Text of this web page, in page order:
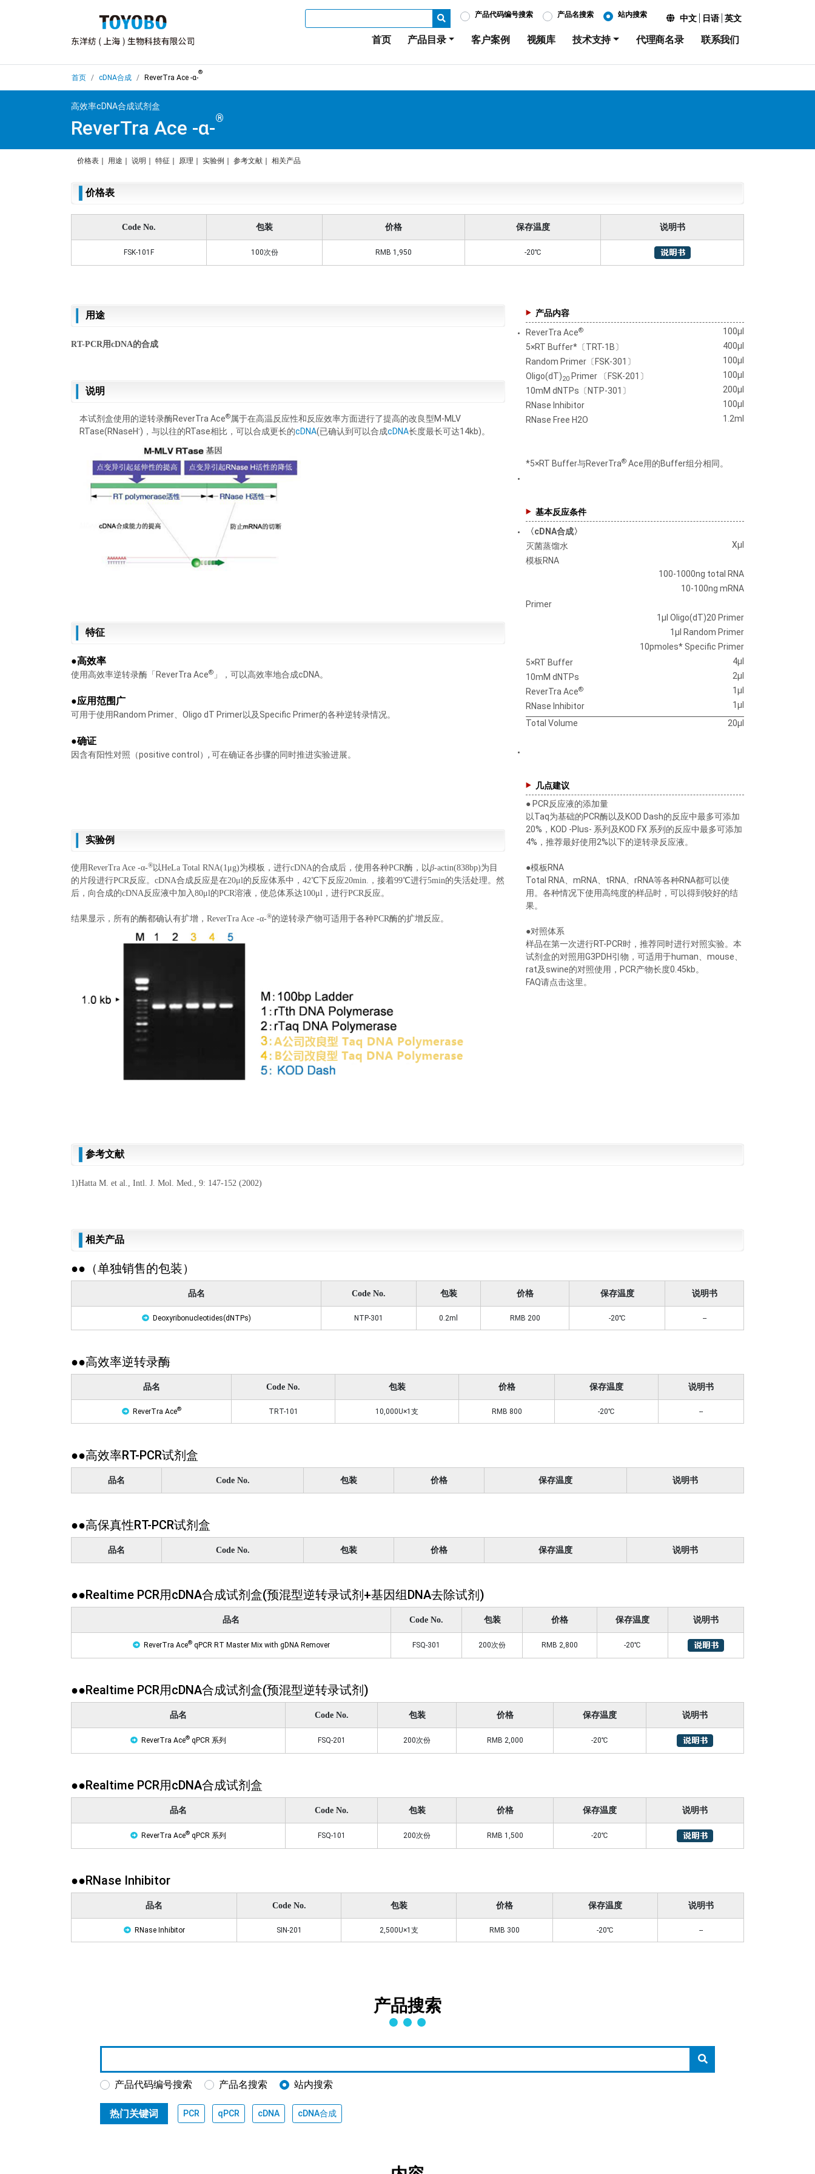
产品代码编号搜索 产品名搜索 站内搜索 中文 日语 英文
首页 产品目录 客户案例 视频库 技术支持 代理商名录 联系我们
首页 cDNA合成 ReverTra Ace -α-
®
高效率cDNA合成试剂盒
ReverTra Ace -α-®
价格表 用途 说明 特征 原理 实验例 参考文献 相关产品
价格表
Code No. 包装 价格 保存温度 说明书
FSK-101F 100次份 RMB 1,950 -20℃
用途
RT-PCR用cDNA的合成
说明
本试剂盒使用的逆转录酶ReverTra Ace®属于在高温反应性和反应效率方面进行了提高的改良型M-MLV
RTase(RNaseH-)，与以往的RTase相比，可以合成更长的cDNA(已确认到可以合成cDNA长度最长可达14kb)。
特征
●高效率
使用高效率逆转录酶「ReverTra Ace® 」，可以高效率地合成cDNA。
●应用范围广
可用于使用Random Primer、Oligo dT Primer以及Specific Primer的各种逆转录情况。
●确证
因含有阳性对照（positive control）, 可在确证各步骤的同时推进实验进展。
实验例
使用ReverTra Ace -α-®以HeLa Total RNA(1μg)为模板，进行cDNA的合成后，使用各种PCR酶，以β-actin(838bp)为目
的片段进行PCR反应。cDNA合成反应是在20μl的反应体系中，42℃下反应20min.，接着99℃进行5min的失活处理。然
后，向合成的cDNA反应液中加入80μl的PCR溶液，使总体系达100μl，进行PCR反应。
结果显示，所有的酶都确认有扩增，ReverTra Ace -α-®的逆转录产物可适用于各种PCR酶的扩增反应。
产品内容
ReverTra Ace®
100μl
5×RT Buffer*〔TRT-1B〕
400μl
Random Primer〔FSK-301〕
100μl
Oligo(dT)20 Primer 〔FSK-201〕
100μl
10mM dNTPs〔NTP-301〕
200μl
RNase Inhibitor
100μl
RNase Free H2O
1.2ml
*5×RT Buffer与ReverTra® Ace用的Buffer组分相同。
基本反应条件
〈cDNA合成〉
灭菌蒸馏水
Xμl
模板RNA
100-1000ng total RNA
10-100ng mRNA
Primer
1μl Oligo(dT)20 Primer
1μl Random Primer
10pmoles* Specific Primer
5×RT Buffer
4μl
10mM dNTPs
2μl
ReverTra Ace®
1μl
RNase Inhibitor
1μl
Total Volume
20μl
几点建议
● PCR反应液的添加量
以Taq为基础的PCR酶以及KOD Dash的反应中最多可添加
20%，KOD -Plus- 系列及KOD FX 系列的反应中最多可添加
4%，推荐最好使用2%以下的逆转录反应液。
●模板RNA
Total RNA、mRNA、tRNA、rRNA等各种RNA都可以使
用。各种情况下使用高纯度的样品时，可以得到较好的结
果。
●对照体系
样品在第一次进行RT-PCR时，推荐同时进行对照实验。本
试剂盒的对照用G3PDH引物，可适用于human、mouse、
rat及swine的对照使用，PCR产物长度0.45kb。
FAQ请点击这里。
参考文献
1)Hatta M. et al., Intl. J. Mol. Med., 9: 147-152 (2002)
相关产品
●●（单独销售的包装）
品名 Code No. 包装 价格 保存温度 说明书
Deoxyribonucleotides(dNTPs) NTP-301 0.2ml RMB 200 -20℃ --
●●高效率逆转录酶
品名 Code No. 包装 价格 保存温度 说明书
ReverTra Ace® TRT-101 10,000U×1支 RMB 800 -20℃ --
●●高效率RT-PCR试剂盒
品名 Code No. 包装 价格 保存温度 说明书
●●高保真性RT-PCR试剂盒
品名 Code No. 包装 价格 保存温度 说明书
●●Realtime PCR用cDNA合成试剂盒(预混型逆转录试剂+基因组DNA去除试剂)
品名 Code No. 包装 价格 保存温度 说明书
ReverTra Ace®qPCR RT Master Mix with gDNA Remover FSQ-301 200次份 RMB 2,800 -20℃
●●Realtime PCR用cDNA合成试剂盒(预混型逆转录试剂)
品名 Code No. 包装 价格 保存温度 说明书
ReverTra Ace® qPCR 系列 FSQ-201 200次份 RMB 2,000 -20℃
●●Realtime PCR用cDNA合成试剂盒
品名 Code No. 包装 价格 保存温度 说明书
ReverTra Ace® qPCR 系列 FSQ-101 200次份 RMB 1,500 -20℃
●●RNase Inhibitor
品名 Code No. 包装 价格 保存温度 说明书
RNase Inhibitor SIN-201 2,500U×1支 RMB 300 -20℃ --
产品搜索
产品代码编号搜索 产品名搜索 站内搜索
热门关键词 PCR qPCR cDNA cDNA合成